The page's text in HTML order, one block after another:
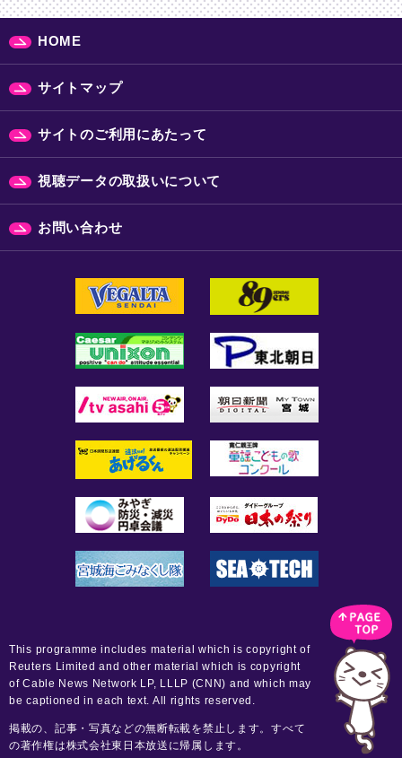
HOME
サイトマップ
サイトのご利用にあたって
視聴データの取扱いについて
お問い合わせ
This programme includes material which is copyright of
Reuters Limited and other material which is copyright
of Cable News Network LP, LLLP (CNN) and which may
be captioned in each text. All rights reserved.
掲載の、記事・写真などの無断転載を禁止します。すべて
の著作権は株式会社東日本放送に帰属します。